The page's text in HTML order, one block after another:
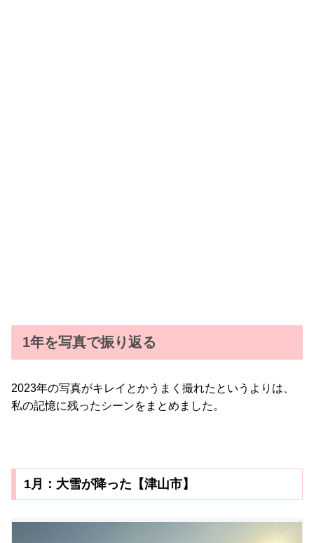
1年を写真で振り返る
2023年の写真がキレイとかうまく撮れたというよりは、
私の記憶に残ったシーンをまとめました。
1月：大雪が降った【津山市】